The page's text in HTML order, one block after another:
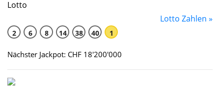
Lotto Zahlen »
2 6 8 14 38 40 1
Nächster Jackpot: CHF 18'200'000